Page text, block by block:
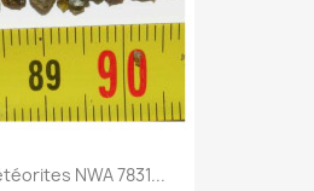
NWA 7831...